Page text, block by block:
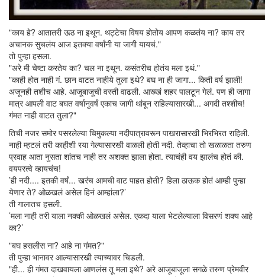
"काय हे? आतातरी ऊठ ना इथून. थट्टेचा विषय होतोय आपण कळतंय ना? काय तर
अचानक सुचलंय आज इतक्या वर्षांनी या जागी यायचं."
तो पुन्हा हसला.
"अरे मी चेष्टा करतेय का? चल ना इथून. कसंतरीच होतंय मला इथं."
"काही होत नाही गं. छान वाटत नाहीये तुला इथे? बघ ना ही जागा... किती वर्ष झाली!
अजूनही तशीच आहे. आजूबाजूची वस्ती वाढली. आख्खं शहर पालटून गेलं. पण ही जागा
मात्र आपली वाट बघत वर्षानुवर्षं एकाच जागी थांबून राहिल्यासारखी... अगदी तश्शीच!
गंमत नाही वाटत तुला?"
तिची नजर समोर पसरलेल्या चिमुकल्या नदीपात्रावरून पाखरासारखी भिरभिरत राहिली.
नाही म्हटलं तरी काहीशी रया गेल्यासारखी वाळली होती नदी. तेव्हाचा तो खळाळता तरुण
प्रवाह आता नुसता शांतच नाही तर अशक्त झाला होता. त्याचंही वय झालंच होतं की.
वयपरत्वे व्हायचंच!
’ही नदी.... इतकी वर्षं... खरंच आमची वाट पाहत होती? हिला ठाऊक होतं आम्ही पुन्हा
येणार ते? ओळखलं असेल हिनं आम्हांला?’
ती गालातच हसली.
’मला नाही तरी याला नक्की ओळखलं असेल. एकदा याला भेटलेल्याला विसरणं शक्य आहे
का?’
"बघ हसलीस ना? आहे ना गंमत?"
ती पुन्हा भानावर आल्यासारखी त्याच्यावर चिडली.
"ही... ही गंमत दाखवायला आणलंस तू मला इथे? अरे आजूबाजूला सगळे तरुण प्रेमवीर